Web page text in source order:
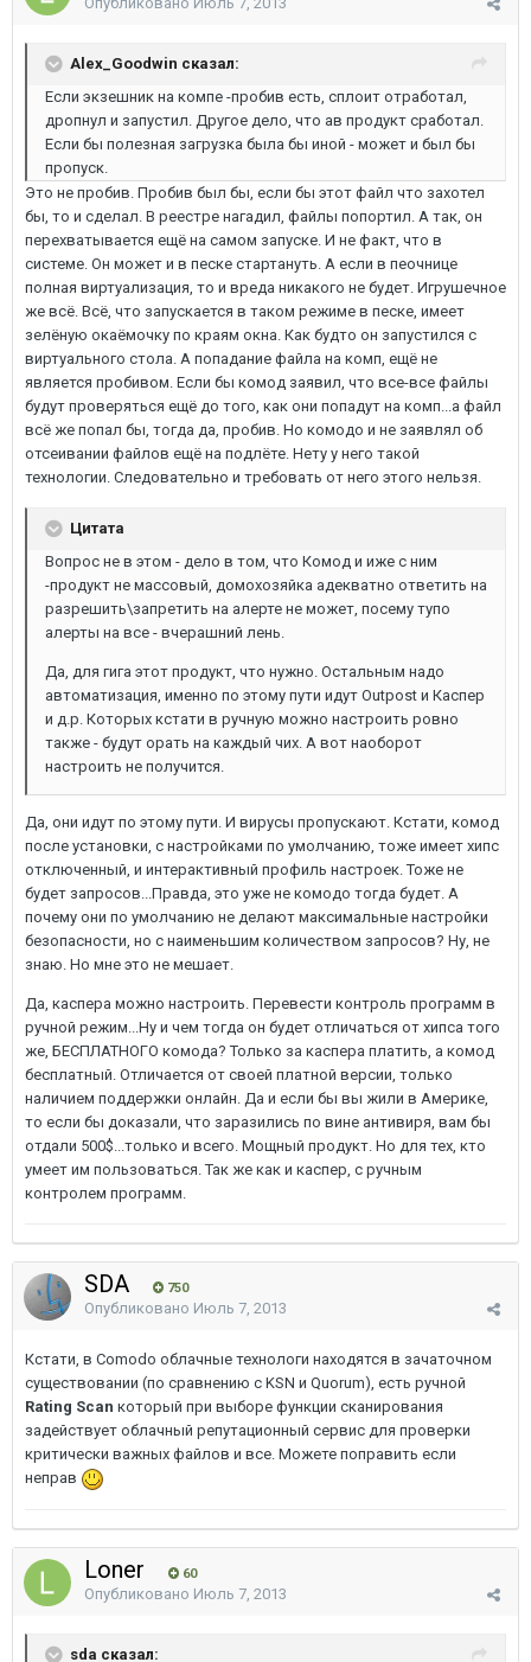
Alex_Goodwin сказал:
Если экзешник на компе -пробив есть, сплоит отработал,
дропнул и запустил. Другое дело, что ав продукт сработал.
Если бы полезная загрузка была бы иной - может и был бы
пропуск.
Это не пробив. Пробив был бы, если бы этот файл что захотел
бы, то и сделал. В реестре нагадил, файлы попортил. А так, он
перехватывается ещё на самом запуске. И не факт, что в
системе. Он может и в песке стартануть. А если в пеочнице
полная виртуализация, то и вреда никакого не будет. Игрушечное
же всё. Всё, что запускается в таком режиме в песке, имеет
зелёную окаёмочку по краям окна. Как будто он запустился с
виртуального стола. А попадание файла на комп, ещё не
является пробивом. Если бы комод заявил, что все-все файлы
будут проверяться ещё до того, как они попадут на комп...а файл
всё же попал бы, тогда да, пробив. Но комодо и не заявлял об
отсеивании файлов ещё на подлёте. Нету у него такой
технологии. Следовательно и требовать от него этого нельзя.
Цитата
Вопрос не в этом - дело в том, что Комод и иже с ним
-продукт не массовый, домохозяйка адекватно ответить на
разрешить\запретить на алерте не может, посему тупо
алерты на все - вчерашний лень.
Да, для гига этот продукт, что нужно. Остальным надо
автоматизация, именно по этому пути идут Outpost и Каспер
и д.р. Которых кстати в ручную можно настроить ровно
также - будут орать на каждый чих. А вот наоборот
настроить не получится.
Да, они идут по этому пути. И вирусы пропускают. Кстати, комод
после установки, с настройками по умолчанию, тоже имеет хипс
отключенный, и интерактивный профиль настроек. Тоже не
будет запросов...Правда, это уже не комодо тогда будет. А
почему они по умолчанию не делают максимальные настройки
безопасности, но с наименьшим количеством запросов? Ну, не
знаю. Но мне это не мешает.
Да, каспера можно настроить. Перевести контроль программ в
ручной режим...Ну и чем тогда он будет отличаться от хипса того
же, БЕСПЛАТНОГО комода? Только за каспера платить, а комод
бесплатный. Отличается от своей платной версии, только
наличием поддержки онлайн. Да и если бы вы жили в Америке,
то если бы доказали, что заразились по вине антивиря, вам бы
отдали 500$...только и всего. Мощный продукт. Но для тех, кто
умеет им пользоваться. Так же как и каспер, с ручным
контролем программ.
SDA 750
Опубликовано Июль 7, 2013
Кстати, в Comodo облачные технологи находятся в зачаточном
существовании (по сравнению с KSN и Quorum), есть ручной
Rating Scan который при выборе функции сканирования
задействует облачный репутационный сервис для проверки
критически важных файлов и все. Можете поправить если
неправ
Loner 60
Опубликовано Июль 7, 2013
sda сказал: